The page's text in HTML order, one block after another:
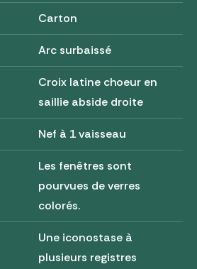
Carton
Arc surbaissé
Croix latine choeur en
saillie abside droite
Nef à 1 vaisseau
Les fenêtres sont
pourvues de verres
colorés.
Une iconostase à
plusieurs registres